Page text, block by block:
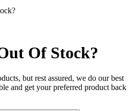
Of Stock?
but rest assured, we do our best
and get your preferred product back